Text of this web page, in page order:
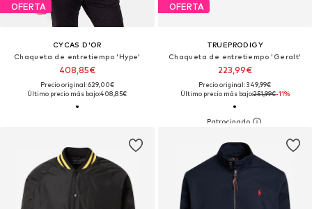
OFERTA
CYCAS D'OR
Chaqueta de entretiempo 'Hype'
408,85€
Precio original: 629,00€
Último precio más bajo:408,85€
OFERTA
TRUEPRODIGY
Chaqueta de entretiempo 'Geralt'
223,99€
Precio original: 349,99€
Último precio más bajo:251,99€-11%